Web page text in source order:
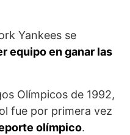
Yankees se
equipo en ganar las
Olímpicos de 1992,
fue por primera vez
olímpico.